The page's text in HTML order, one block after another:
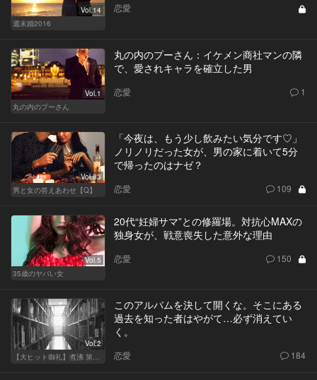
Vol.14
週末婚2016
恋愛
Vol.1
丸の内のプーさん
丸の内のプーさん：イケメン商社マンの隣
で、愛されキャラを確立した男
恋愛 1
Vol.83
男と女の答えあわせ【Q】
「今夜は、もう少し飲みたい気分です♡」
ノリノリだった女が、男の家に着いて5分
で帰ったのはナゼ？
恋愛 109
Vol.5
35歳のヤバい女
20代“妊婦サマ”との修羅場。対抗心MAXの
独身女が、戦意喪失した意外な理由
恋愛 150
Vol.2
【大ヒット御礼】煮沸 第二章
このアルバムを決して開くな。そこにある
過去を知った者はやがて…必ず消えてい
く。
恋愛 184